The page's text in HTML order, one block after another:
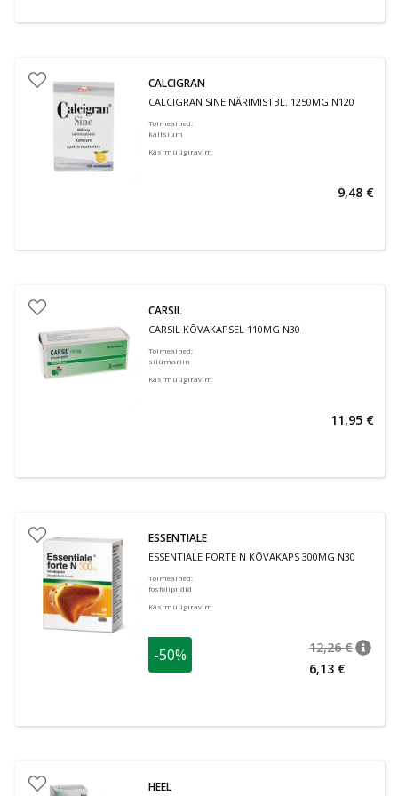
CALCIGRAN
CALCIGRAN SINE NÄRIMISTBL. 1250MG N120
Toimeained:
kaltsium
Käsimüügiravim
9,48 €
CARSIL
CARSIL KÕVAKAPSEL 110MG N30
Toimeained:
silümariin
Käsimüügiravim
11,95 €
ESSENTIALE
ESSENTIALE FORTE N KÕVAKAPS 300MG N30
Toimeained:
fosfolipiidid
Käsimüügiravim
-50% 12,26 €
6,13 €
HEEL